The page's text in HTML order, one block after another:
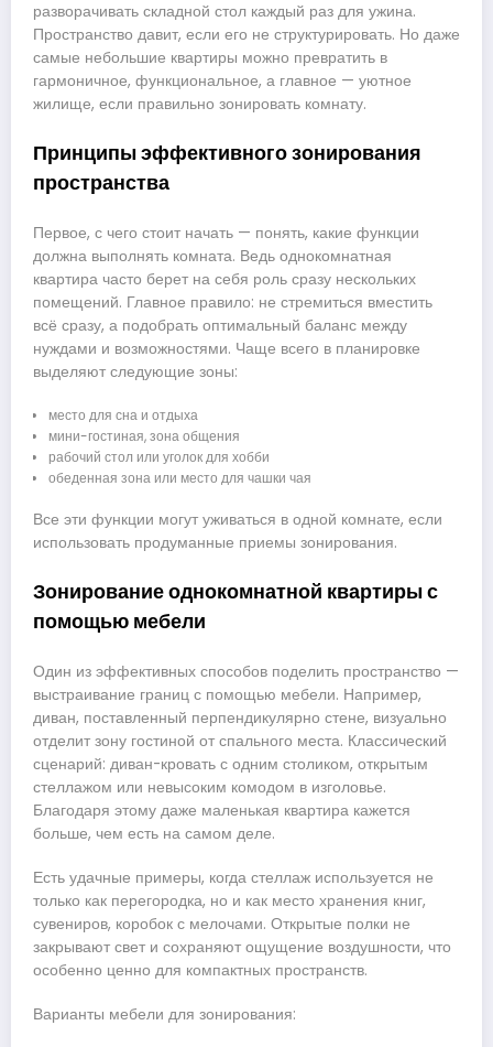
разворачивать складной стол каждый раз для ужина.
Пространство давит, если его не структурировать. Но даже
самые небольшие квартиры можно превратить в
гармоничное, функциональное, а главное — уютное
жилище, если правильно зонировать комнату.
Принципы эффективного зонирования
пространства
Первое, с чего стоит начать — понять, какие функции
должна выполнять комната. Ведь однокомнатная
квартира часто берет на себя роль сразу нескольких
помещений. Главное правило: не стремиться вместить
всё сразу, а подобрать оптимальный баланс между
нуждами и возможностями. Чаще всего в планировке
выделяют следующие зоны:
место для сна и отдыха
мини-гостиная, зона общения
рабочий стол или уголок для хобби
обеденная зона или место для чашки чая
Все эти функции могут уживаться в одной комнате, если
использовать продуманные приемы зонирования.
Зонирование однокомнатной квартиры с
помощью мебели
Один из эффективных способов поделить пространство —
выстраивание границ с помощью мебели. Например,
диван, поставленный перпендикулярно стене, визуально
отделит зону гостиной от спального места. Классический
сценарий: диван-кровать с одним столиком, открытым
стеллажом или невысоким комодом в изголовье.
Благодаря этому даже маленькая квартира кажется
больше, чем есть на самом деле.
Есть удачные примеры, когда стеллаж используется не
только как перегородка, но и как место хранения книг,
сувениров, коробок с мелочами. Открытые полки не
закрывают свет и сохраняют ощущение воздушности, что
особенно ценно для компактных пространств.
Варианты мебели для зонирования: